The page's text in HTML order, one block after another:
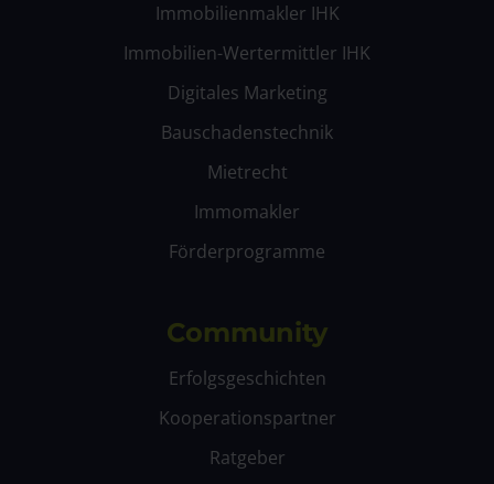
Immobilienmakler IHK
Immobilien-Wertermittler IHK
Digitales Marketing
Bauschadenstechnik
Mietrecht
Immomakler
Förderprogramme
Community
Erfolgsgeschichten
Kooperationspartner
Ratgeber